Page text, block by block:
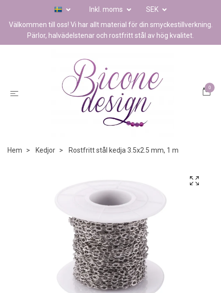
Inkl. moms
SEK
Välkommen till oss! Vi har allt material för din smyckestillverkning.
Pärlor, halvädelstenar och rostfritt stål av hög kvalitet.
0
Hem Kedjor Rostfritt stål kedja 3.5x2.5 mm, 1 m